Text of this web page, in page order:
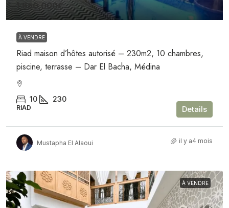
1,650,000€
À VENDRE
Riad maison d’hôtes autorisé – 230m2, 10 chambres,
piscine, terrasse – Dar El Bacha, Médina
10 230
RIAD Details
Mustapha El Alaoui il y a4 mois
À VENDRE